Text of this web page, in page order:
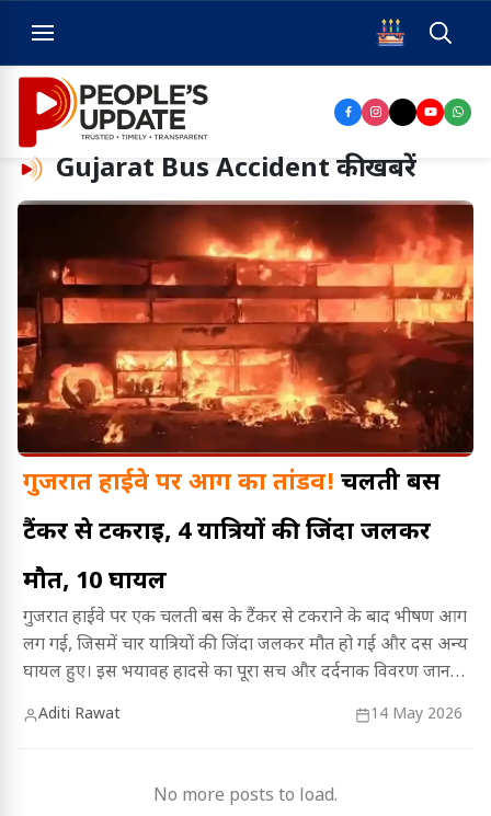
Gujarat Bus Accident की खबरें
गुजरात हाईवे पर आग का तांडव! चलती बस
टैंकर से टकराई, 4 यात्रियों की जिंदा जलकर
मौत, 10 घायल
गुजरात हाईवे पर एक चलती बस के टैंकर से टकराने के बाद भीषण आग
लग गई, जिसमें चार यात्रियों की जिंदा जलकर मौत हो गई और दस अन्य
घायल हुए। इस भयावह हादसे का पूरा सच और दर्दनाक विवरण जानने
Aditi Rawat 14 May 2026
No more posts to load.